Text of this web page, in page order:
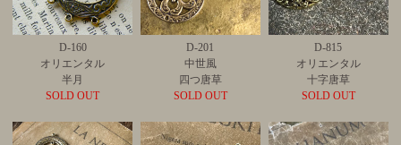
D-160
オリエンタル
半月
SOLD OUT
D-201
中世風
四つ唐草
SOLD OUT
D-815
オリエンタル
十字唐草
SOLD OUT